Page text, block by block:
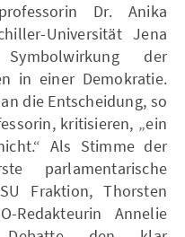
Dr. Anika
Universität Jena
der
in einer Demokratie.
die Entscheidung, so
kritisieren, „ein
Als Stimme der
parlamentarische
Fraktion, Thorsten
Annelie